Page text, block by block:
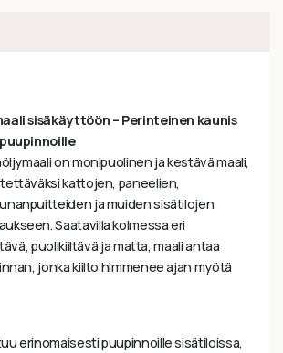
sisäkäyttöön – Perinteinen kaunis
on monipuolinen ja kestävä maali,
kattojen, paneelien,
ja muiden sisätilojen
Saatavilla kolmessa eri
puolikiiltävä ja matta, maali antaa
jonka kiilto himmenee ajan myötä
erinomaisesti puupinnoille sisätiloissa,